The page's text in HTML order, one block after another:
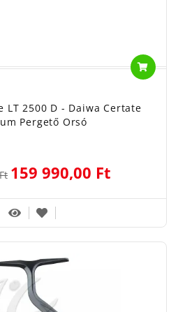
LT 2500 D - Daiwa Certate
Pergető Orsó
159 990,00 Ft